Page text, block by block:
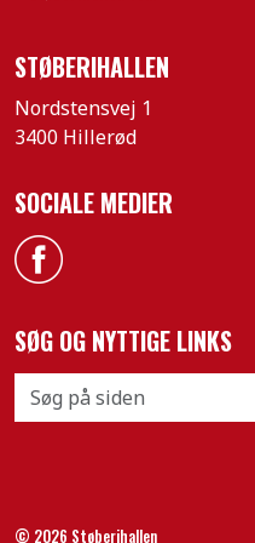
STØBERIHALLEN
Nordstensvej 1
3400 Hillerød
SOCIALE MEDIER
SØG OG NYTTIGE LINKS
© 2026 Støberihallen